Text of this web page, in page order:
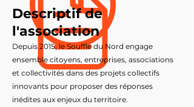
Descriptif de
l'association
Depuis 2015, le Souffle du Nord engage
ensemble citoyens, entreprises, associations
et collectivités dans des projets collectifs
innovants pour proposer des réponses
inédites aux enjeux du territoire.